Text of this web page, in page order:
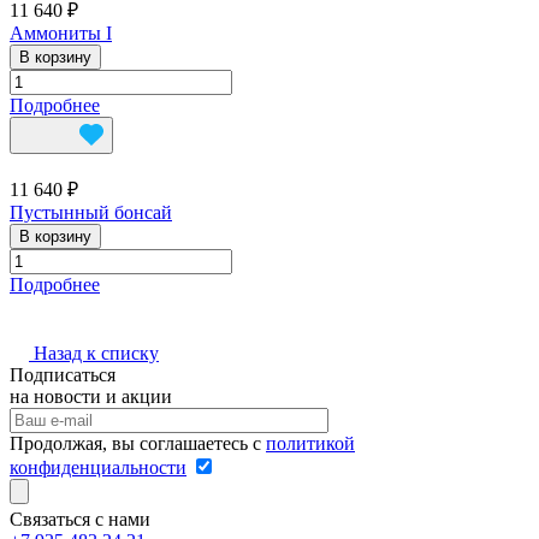
11 640 ₽
Аммониты I
В корзину
Подробнее
11 640 ₽
Пустынный бонсай
В корзину
Подробнее
Назад к списку
Подписаться
на новости и акции
Продолжая, вы соглашаетесь с политикой
конфиденциальности
Связаться с нами